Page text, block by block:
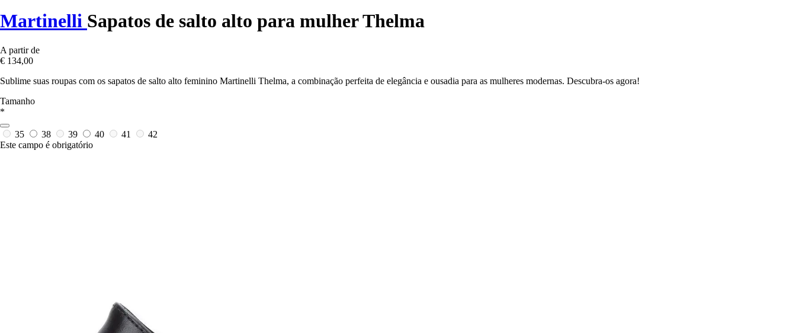
Martinelli Sapatos de salto alto para mulher Thelma
A partir de
€ 134,00
Sublime suas roupas com os sapatos de salto alto feminino Martinelli Thelma, a combinação perfeita de elegância e ousadia para as mulheres modernas. Descubra-os agora!
Tamanho
*
35 38 39 40 41
42
Este campo é obrigatório